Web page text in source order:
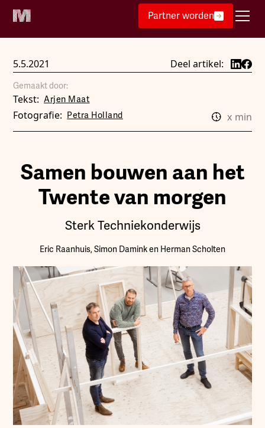
Partner worden
5.5.2021 Deel artikel:
Gemaakt door:
Tekst: Arjen Maat
Fotografie: Petra Holland x min
Samen bouwen aan het
Twente van morgen
Sterk Techniekonderwijs
Eric Raanhuis, Simon Damink en Herman Scholten